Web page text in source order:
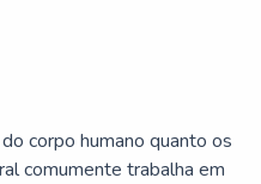
corpo humano quanto os
comumente trabalha em